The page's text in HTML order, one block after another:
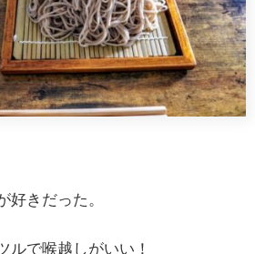
好きだった。
ルで喉越しがいい！